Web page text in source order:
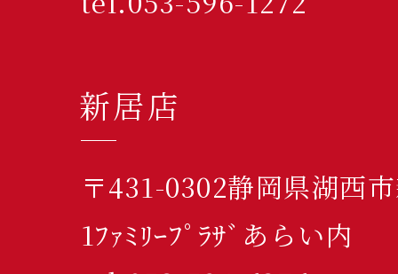
新居店
〒431-0302静岡県湖西
1ﾌｧﾐﾘｰﾌﾟﾗｻﾞあらい内